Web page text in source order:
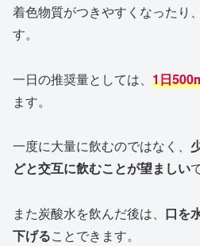
着色物質がつきやすくなったり
す。
一日の推奨量としては、 1日
ます。
一度に大量に飲むのではなく、
どと交互に飲むことが望ましい
また炭酸水を飲んだ後は、 口を
下げることできます。